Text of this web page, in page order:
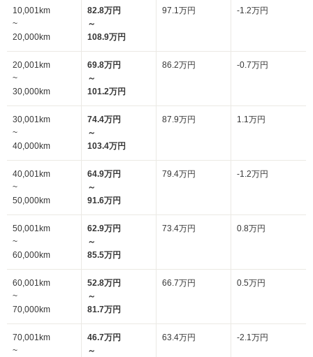
10,001km
~
20,000km
82.8万円
～
108.9万円
97.1万円 -1.2万円
20,001km
~
30,000km
69.8万円
～
101.2万円
86.2万円 -0.7万円
30,001km
~
40,000km
74.4万円
～
103.4万円
87.9万円 1.1万円
40,001km
~
50,000km
64.9万円
～
91.6万円
79.4万円 -1.2万円
50,001km
~
60,000km
62.9万円
～
85.5万円
73.4万円 0.8万円
60,001km
~
70,000km
52.8万円
～
81.7万円
66.7万円 0.5万円
70,001km
~
46.7万円
～
63.4万円 -2.1万円